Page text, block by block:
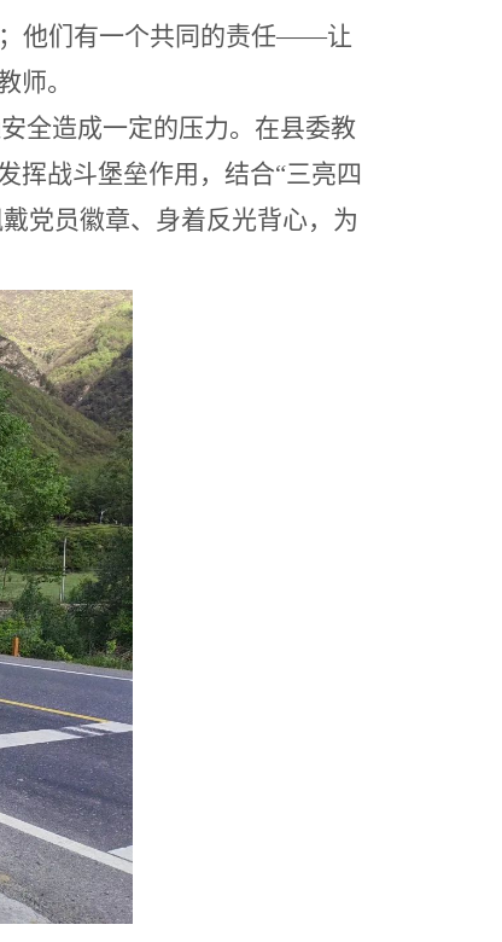
他们有一个共同的责任——让
师。
全造成一定的压力。在县委教
挥战斗堡垒作用，结合“三亮四
党员徽章、身着反光背心，为